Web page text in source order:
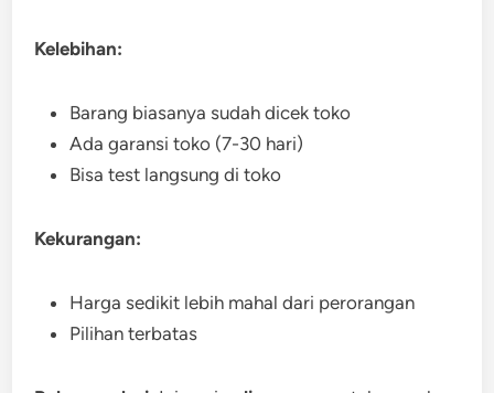
Kelebihan:
Barang biasanya sudah dicek toko
Ada garansi toko (7-30 hari)
Bisa test langsung di toko
Kekurangan:
Harga sedikit lebih mahal dari perorangan
Pilihan terbatas